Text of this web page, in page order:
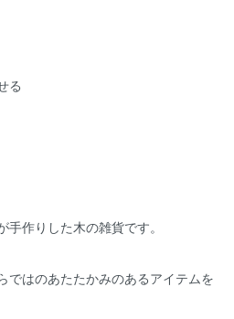
る
作りした木の雑貨です。
ではのあたたかみのあるアイテムを